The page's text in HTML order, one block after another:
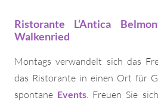
Ristorante L‘Antica
Walkenried
Montags verwandelt sich das
das Ristorante in einen Ort für
spontane Events. Freuen Sie